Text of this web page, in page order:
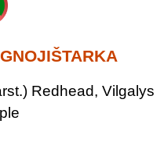
Redhead, Vilgalys